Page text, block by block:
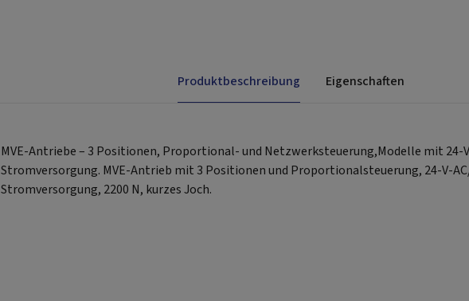
Produktbeschreibung Eigenschaften
MVE-Antriebe – 3 Positionen, Proportional- und Netzwerksteuerung,Modelle mit 24-
Stromversorgung. MVE-Antrieb mit 3 Positionen und Proportionalsteuerung, 24-V-
Stromversorgung, 2200 N, kurzes Joch.